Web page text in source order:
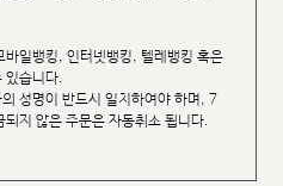
바일뱅킹, 인터넷뱅킹, 텔레뱅킹 혹은
있습니다.
성명이 반드시 일치하여야 하며, 7
지 않은 주문은 자동취소 됩니다.